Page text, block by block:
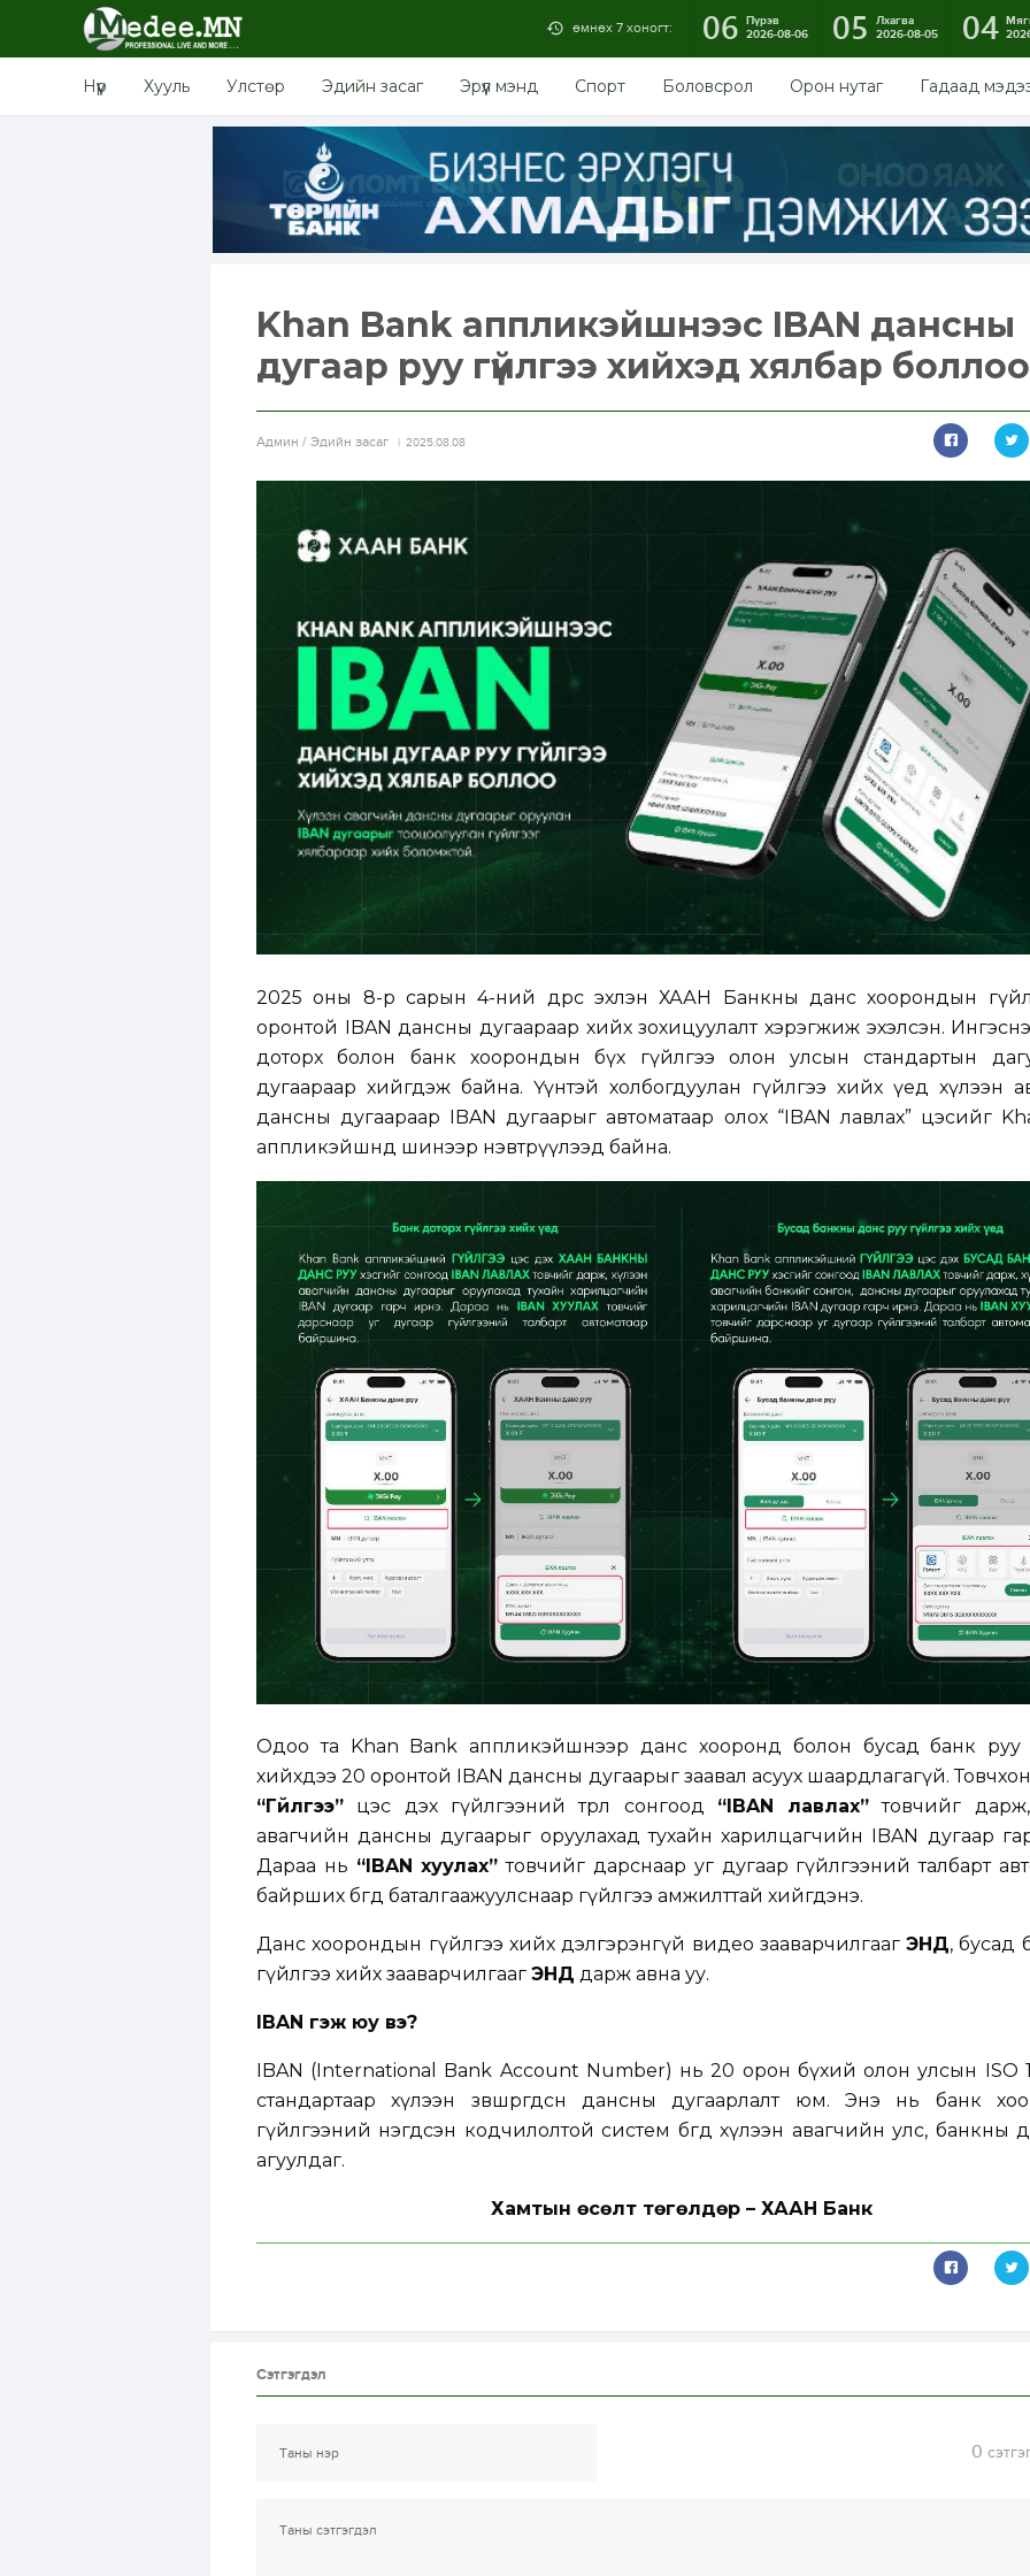
өмнөх 7 хоногт: 06 Пүрэв
2026-08-06
05
Лхагва
2026-08-05
04
Нүүр Хууль Улстөр Эдийн засаг Эрүүл мэнд Спорт Боловсрол Орон нутаг Гадаад
Khan Bank аппликэйшнээс IBAN дансны
дугаар руу гүйлгээ хийхэд хялбар боллоо
Aдмин / Эдийн засаг 2025.08.08
2025 оны 8-р сарын 4-ний өдрөөс эхлэн ХААН Банкны данс хоорондын
оронтой IBAN дансны дугаараар хийх зохицуулалт хэрэгжиж эхэлсэн.
доторх болон банк хоорондын бүх гүйлгээ олон улсын стандартын
дугаараар хийгдэж байна. Үүнтэй холбогдуулан гүйлгээ хийх үед хүлээн
дансны дугаараар IBAN дугаарыг автоматаар олох “IBAN лавлах” цэсийг
аппликэйшнд шинээр нэвтрүүлээд байна.
Одоо та Khan Bank аппликэйшнээр данс хооронд болон бусад банк руу
хийхдээ 20 оронтой IBAN дансны дугаарыг заавал асуух шаардлагагүй.
“Гүйлгээ” цэс дэх гүйлгээний төрлөө сонгоод “IBAN лавлах” товчийг
авагчийн дансны дугаарыг оруулахад тухайн харилцагчийн IBAN дугаар
Дараа нь “IBAN хуулах” товчийг дарснаар уг дугаар гүйлгээний талбарт
байрших бөгөөд баталгаажуулснаар гүйлгээ амжилттай хийгдэнэ.
Данс хоорондын гүйлгээ хийх дэлгэрэнгүй видео зааварчилгаагЭНД, бусад
гүйлгээ хийх зааварчилгааг ЭНД дарж авна уу.
IBAN гэж юу вэ?
IBAN (International Bank Account Number) нь 20 орон бүхий олон улсын ISO
стандартаар хүлээн зөвшөөрөгдсөн дансны дугаарлалт юм. Энэ нь банк
гүйлгээний нэгдсэн кодчилолтой систем бөгөөд хүлээн авагчийн улс, банкны
агуулдаг.
Хамтын өсөлт төгөлдөр – ХААН Банк
Сэтгэгдэл
0